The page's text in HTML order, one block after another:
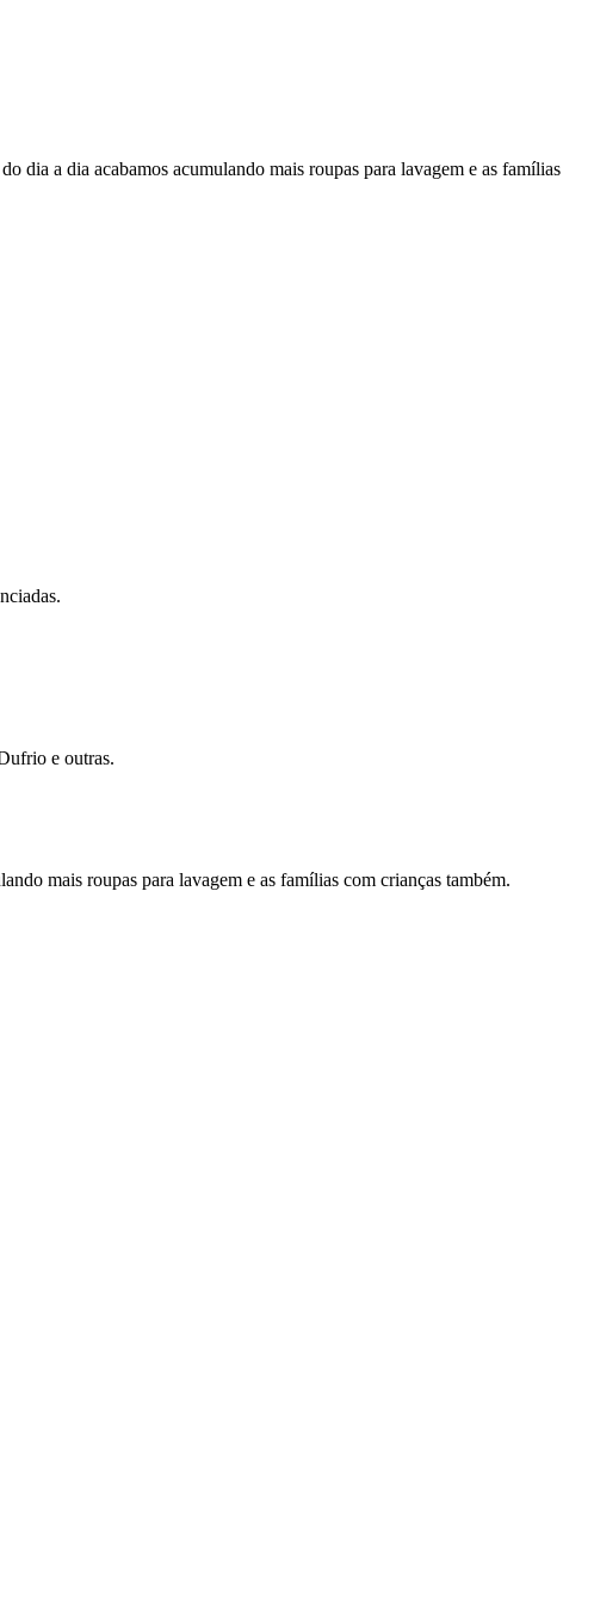
dia a dia acabamos acumulando mais roupas para lavagem e as famílias
e outras.
mais roupas para lavagem e as famílias com crianças também.